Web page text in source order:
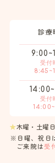
診療
受付
受付
★木曜・土曜
※日曜、祝日
ご来院は受